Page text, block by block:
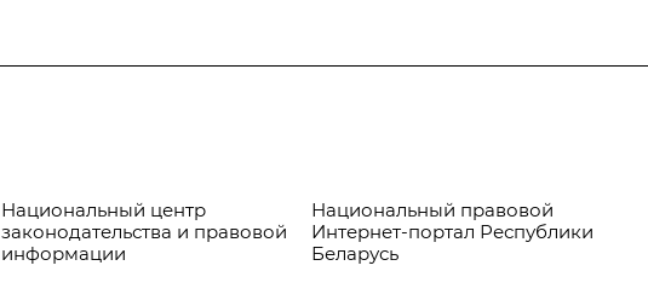
Национальный центр
законодательства и правовой
информации
Национальный правовой
Интернет-портал Республики
Беларусь